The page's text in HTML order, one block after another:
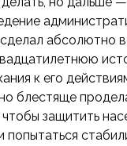
абсолютно
к его
блестяще
защитить
попытаться